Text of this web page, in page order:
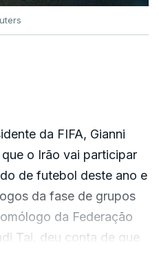
da FIFA, Gianni
o Irão vai participar
de futebol deste ano e
da fase de grupos
da Federação
Taj, deu conta de que